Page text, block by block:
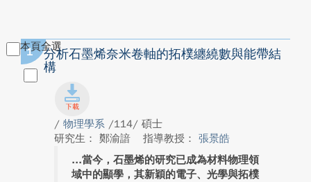
本頁全選
1
分析石墨烯奈米卷軸的拓樸纏繞數與能帶結
構
/ 物理學系 /114/ 碩士
研究生： 鄭渝諳
指導教授： 張景皓
當今，石墨烯的研究已成為材料物理領
域中的顯學，其新穎的電子、光學與拓樸